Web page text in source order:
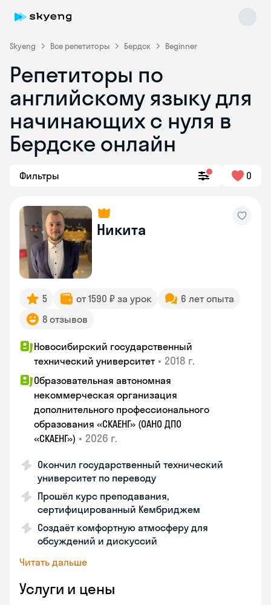
Skyeng Все репетиторы Бердск Beginner
Репетиторы по
английскому языку для
начинающих с нуля в
Бердске онлайн
Фильтры 0
Никита
5 от 1590 ₽ за урок
6 лет опыта
8 отзывов
Новосибирский государственный
технический университет • 2018 г.
Образовательная автономная
некоммерческая организация
дополнительного профессионального
образования «СКАЕНГ» (ОАНО ДПО
«СКАЕНГ») • 2026 г.
Окончил государственный технический
университет по переводу
Прошёл курс преподавания,
сертифицированный Кембриджем
Создаёт комфортную атмосферу для
обсуждений и дискуссий
Читать дальше
Услуги и цены
Skyeng Chat